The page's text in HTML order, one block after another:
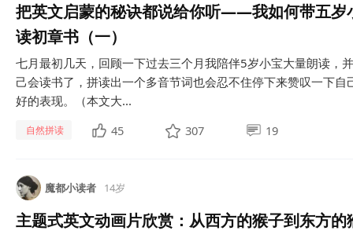
把英文启蒙的秘诀都说给你听——我如何带五岁
读初章书（一）
七月最初几天，回顾一下过去三个月我陪伴5岁小宝大量朗读，
己会读书了，拼读出一个多音节词也会忍不住停下来赞叹一下
好的表现。（本文大...
自然拼读 45 307 19
魔都小读者 14岁
主题式英文动画片欣赏：从西方的猴子到东方的